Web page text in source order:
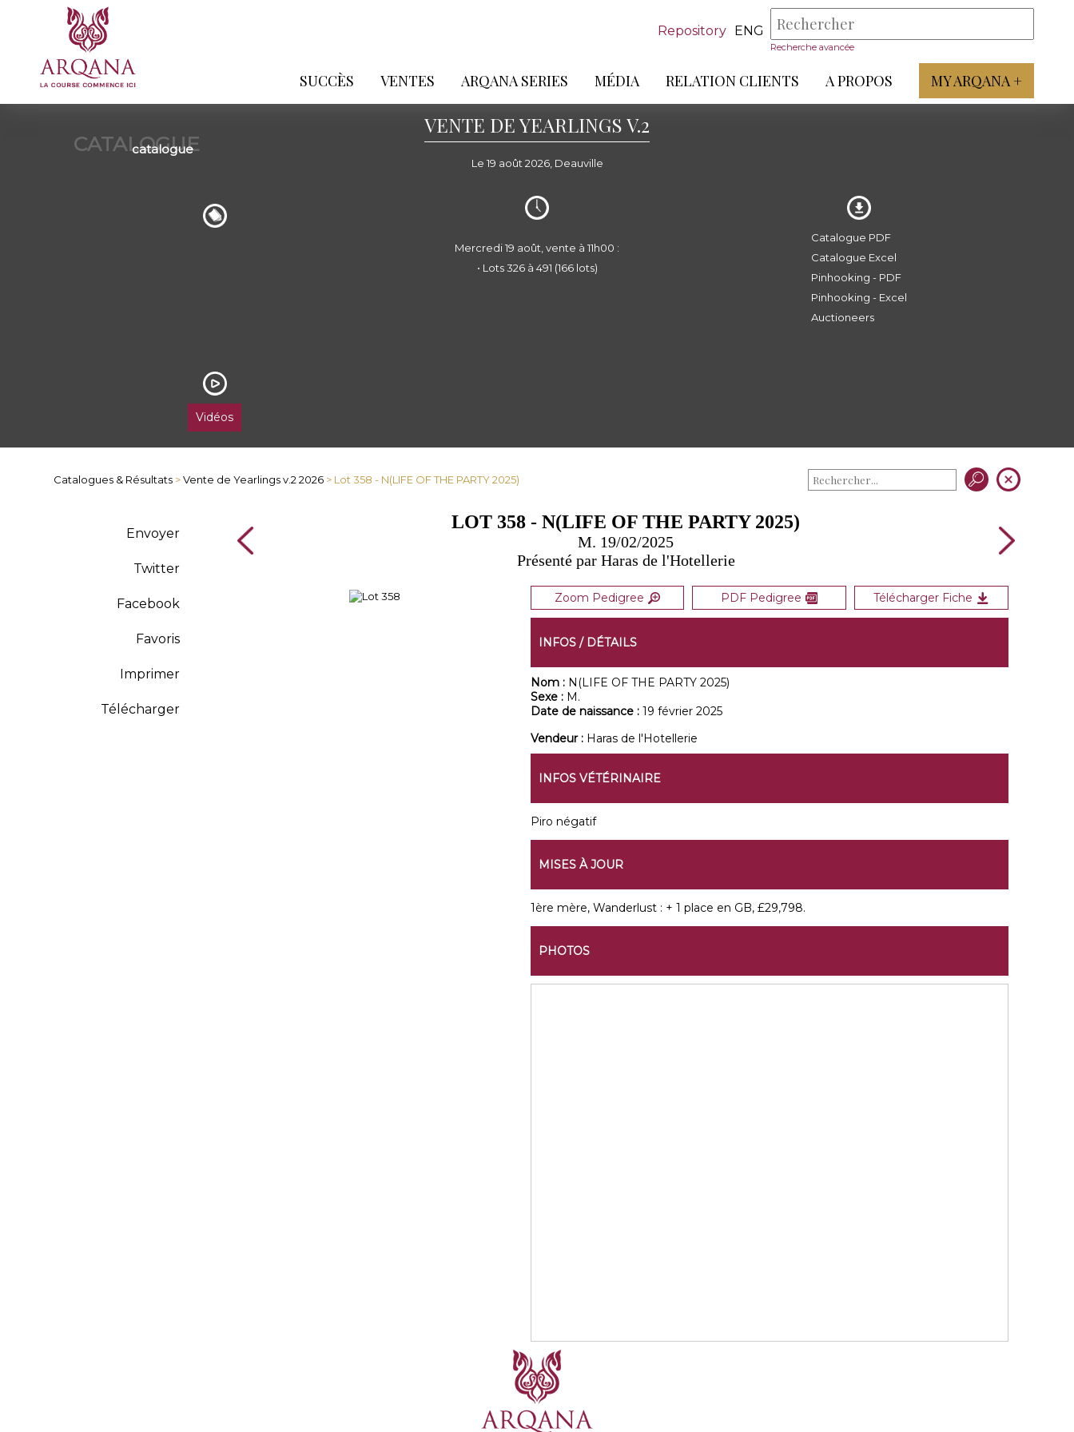
Repository ENG
Recherche avancée
SUCCÈS VENTES ARQANA SERIES MÉDIA RELATION CLIENTS A PROPOS MY ARQANA +
CATALOGUE
catalogue
VENTE DE YEARLINGS V.2
Le 19 août 2026, Deauville
Vidéos
Mercredi 19 août, vente à 11h00 :
• Lots 326 à 491 (166 lots)
Catalogue PDF
Catalogue Excel
Pinhooking - PDF
Pinhooking - Excel
Auctioneers
Catalogues & Résultats >Vente de Yearlings v.2 2026 > Lot 358 - N(LIFE OF THE PARTY 2025)
Envoyer
Twitter
Facebook
Favoris
Imprimer
Télécharger
LOT 358 - N(LIFE OF THE PARTY 2025)
M. 19/02/2025
Présenté par Haras de l'Hotellerie
Zoom Pedigree PDF Pedigree Télécharger Fiche
INFOS / DÉTAILS
Nom : N(LIFE OF THE PARTY 2025)
Sexe : M.
Date de naissance : 19 février 2025
Vendeur : Haras de l'Hotellerie
INFOS VÉTÉRINAIRE
Piro négatif
MISES À JOUR
1ère mère, Wanderlust : + 1 place en GB, £29,798.
PHOTOS